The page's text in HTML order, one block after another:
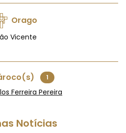
Orago
Vicente
1
Ferreira Pereira
Notícias